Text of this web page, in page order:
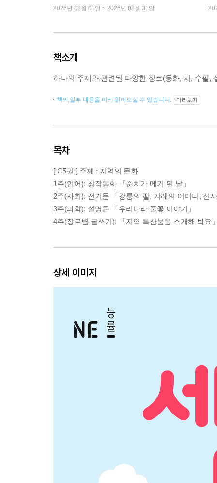
2026년 08월 01일 ~ 2026년 08월 31일
책소개
하나의 주제와 관련된 다양한 장르(동화, 시, 수필,
책의 일부 내용을 미리 읽어보실 수 있습니다. 미리보기
목차
[ C5권 ] 주제 : 지역의 문화
1주(언어): 창작동화 「준치가 메기 된 날」
2주(사회): 전기문 「강릉의 딸, 겨레의 어머니, 신
3주(과학): 설명문 「우리나라 풀꽃 이야기」
4주(장르별 글쓰기): 「지역 특산물을 소개해 봐요
상세 이미지